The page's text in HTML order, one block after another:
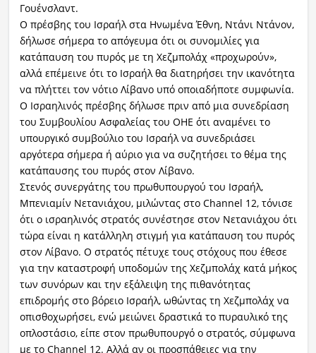
Γουένσλαντ.
Ο πρέσβης του Ισραήλ στα Ηνωμένα Έθνη, Ντάνι Ντάνον,
δήλωσε σήμερα το απόγευμα ότι οι συνομιλίες για
κατάπαυση του πυρός με τη Χεζμπολάχ «προχωρούν»,
αλλά επέμεινε ότι το Ισραήλ θα διατηρήσει την ικανότητα
να πλήττει τον νότιο Λίβανο υπό οποιαδήποτε συμφωνία.
Ο Ισραηλινός πρέσβης δήλωσε πριν από μια συνεδρίαση
του Συμβουλίου Ασφαλείας του ΟΗΕ ότι αναμένει το
υπουργικό συμβούλιο του Ισραήλ να συνεδριάσει
αργότερα σήμερα ή αύριο για να συζητήσει το θέμα της
κατάπαυσης του πυρός στον Λίβανο.
Στενός συνεργάτης του πρωθυπουργού του Ισραήλ,
Μπενιαμίν Νετανιάχου, μιλώντας στο Channel 12, τόνισε
ότι ο ισραηλινός στρατός συνέστησε στον Νετανιάχου ότι
τώρα είναι η κατάλληλη στιγμή για κατάπαυση του πυρός
στον Λίβανο. Ο στρατός πέτυχε τους στόχους που έθεσε
για την καταστροφή υποδομών της Χεζμπολάχ κατά μήκος
των συνόρων και την εξάλειψη της πιθανότητας
επιδρομής στο βόρειο Ισραήλ, ωθώντας τη Χεζμπολάχ να
οπισθοχωρήσει, ενώ μειώνει δραστικά το πυραυλικό της
οπλοστάσιο, είπε στον πρωθυπουργό ο στρατός, σύμφωνα
με το Channel 12. Αλλά αν οι προσπάθειες για την